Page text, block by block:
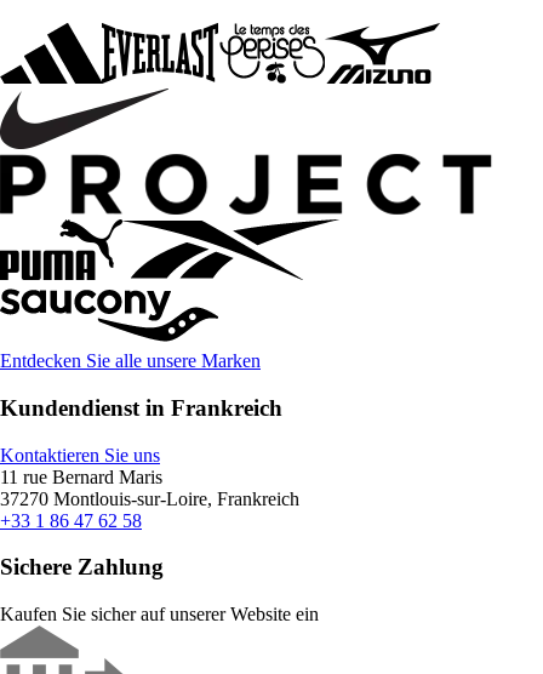
Entdecken Sie alle unsere Marken
Kundendienst in Frankreich
Kontaktieren Sie uns
11 rue Bernard Maris
37270 Montlouis-sur-Loire, Frankreich
+33 1 86 47 62 58
Sichere Zahlung
Kaufen Sie sicher auf unserer Website ein